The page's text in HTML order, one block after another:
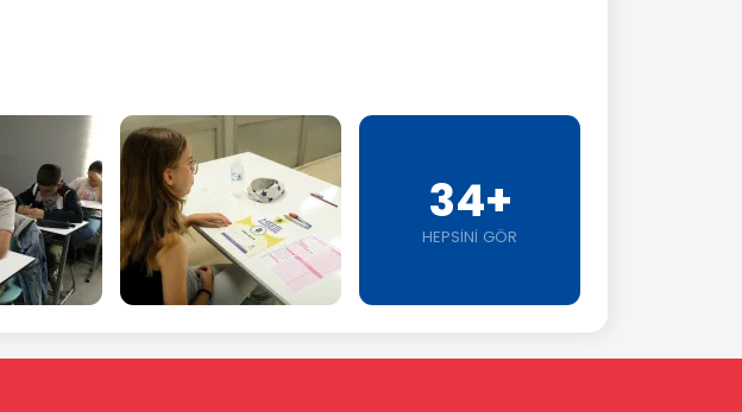
34+
HEPSİNİ GÖR